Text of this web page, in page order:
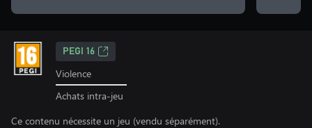
PEGI 16
Violence
Achats intra-jeu
Ce contenu nécessite un jeu (vendu séparément).